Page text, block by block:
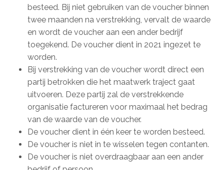
besteed. Bij niet gebruiken van de voucher binnen
twee maanden na verstrekking, vervalt de waarde
en wordt de voucher aan een ander bedrijf
toegekend. De voucher dient in 2021 ingezet te
worden.
Bij verstrekking van de voucher wordt direct een
partij betrokken die het maatwerk traject gaat
uitvoeren. Deze partij zal de verstrekkende
organisatie factureren voor maximaal het bedrag
van de waarde van de voucher.
De voucher dient in één keer te worden besteed.
De voucher is niet in te wisselen tegen contanten.
De voucher is niet overdraagbaar aan een ander